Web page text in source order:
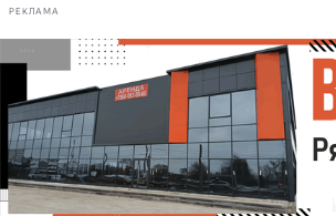
РЕКЛАМА